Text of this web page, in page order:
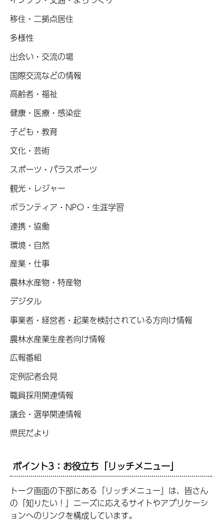
移住・二拠点居住
多様性
出会い・交流の場
国際交流などの情報
高齢者・福祉
健康・医療・感染症
子ども・教育
文化・芸術
スポーツ・パラスポーツ
観光・レジャー
ボランティア・NPO・生涯学習
連携・協働
環境・自然
産業・仕事
農林水産物・特産物
デジタル
事業者・経営者・起業を検討されている方向け情報
農林水産業生産者向け情報
広報番組
定例記者会見
職員採用関連情報
議会・選挙関連情報
県民だより
ポイント3：お役立ち「リッチメニュー」
トーク画面の下部にある「リッチメニュー」は、皆さん
の「知りたい！」ニーズに応えるサイトやアプリケーシ
ョンへのリンクを構成しています。